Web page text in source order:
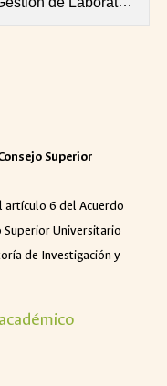
Superior
artículo 6 del Acuerdo
Superior Universitario
de Investigación y